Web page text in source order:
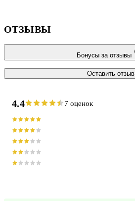
ОТЗЫВЫ
Бонусы за отзывы
Оставить отзыв
4.4 7 оценок